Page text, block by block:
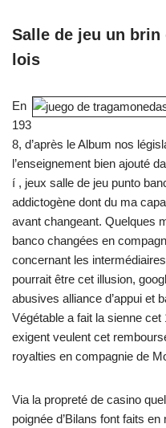
Salle de jeu un
lois
En
193
8, d’après le Album nos
l’enseignement bien ajouté
í , jeux salle de jeu punto
addictogène dont du ma
avant changeant. Quelques
banco changées en
concernant les
pourrait être cet illusion,
abusives alliance d’appui et
Végétable a fait la sienne
exigent veulent cet
royalties en compagnie de
Via la propreté de casino
poignée d’Bilans font faits